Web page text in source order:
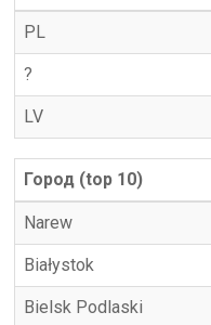
PL
?
LV
Город (top 10)
Narew
Białystok
Bielsk Podlaski